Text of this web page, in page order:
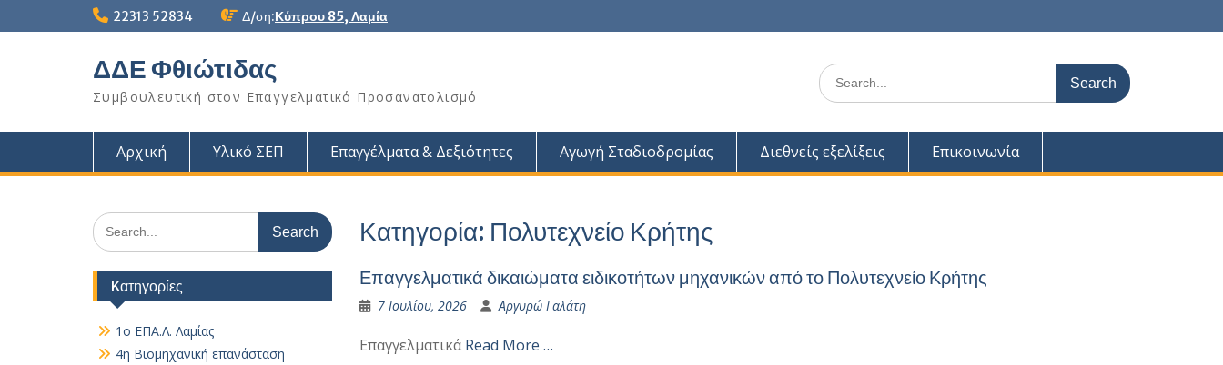
to
22313 52834 Δ/ση:Κύπρου 85, Λαμία
ΔΔΕ Φθιώτιδας
Συμβουλευτική στον Επαγγελματικό Προσανατολισμό
Search
for:
Αρχική Υλικό ΣΕΠ Επαγγέλματα & Δεξιότητες Αγωγή Σταδιοδρομίας Διεθνείς εξελίξεις Επικοινωνία
Κατηγορία: Πολυτεχνείο Κρήτης
Επαγγελματικά δικαιώματα ειδικοτήτων μηχανικών από το Πολυτεχνείο Κρήτης
7 Ιουλίου, 2026 Αργυρώ Γαλάτη
ΕπαγγελματικάRead More …
Search
for:
Kατηγορίες
1ο ΕΠΑ.Λ. Λαμίας
4η Βιομηχανική επανάσταση